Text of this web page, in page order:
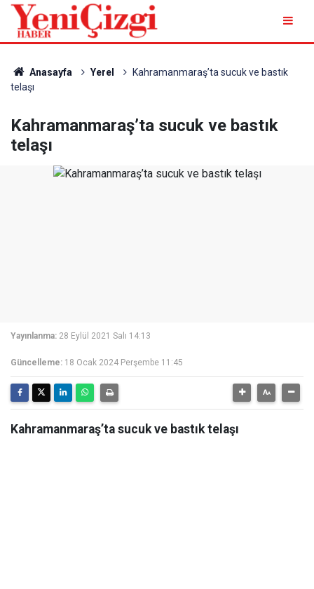
Anasayfa Yerel
Kahramanmaraş’ta sucuk ve bastık
telaşı
Kahramanmaraş’ta sucuk ve bastık
telaşı
Yayınlanma: 28 Eylül 2021 Salı 14:13
Güncelleme: 18 Ocak 2024 Perşembe 11:45
Kahramanmaraş’ta sucuk ve bastık telaşı